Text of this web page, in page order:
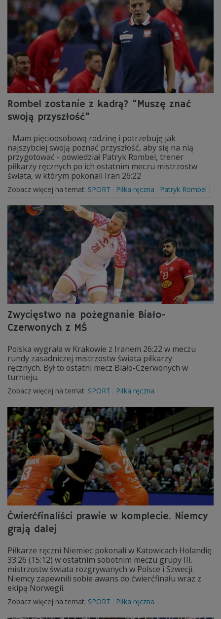
Rombel zostanie z kadrą? "Muszę znać
swoją przyszłość"
- Mam pięcioosobową rodzinę i potrzebuję jak
najszybciej swoją poznać przyszłość, aby się na nią
przygotować - powiedział Patryk Rombel, trener
piłkarzy ręcznych po ich ostatnim meczu mistrzostw
świata, w którym pokonali Iran 26:22
Zobacz więcej na temat: SPORT Piłka ręczna Patryk Rombel
Zwycięstwo na pożegnanie Biało-
Czerwonych z MŚ
Polska wygrała w Krakowie z Iranem 26:22 w meczu
rundy zasadniczej mistrzostw świata piłkarzy
ręcznych. Był to ostatni mecz Biało-Czerwonych w
turnieju.
Zobacz więcej na temat: SPORT Piłka ręczna
Ćwierćfinaliści prawie w komplecie. Niemcy
grają dalej
Piłkarze ręczni Niemiec pokonali w Katowicach Holandię
33:26 (15:12) w ostatnim sobotnim meczu grupy III.
mistrzostw świata rozgrywanych w Polsce i Szwecji.
Niemcy zapewnili sobie awans do ćwierćfinału wraz z
ekipą Norwegii.
Zobacz więcej na temat: SPORT Piłka ręczna